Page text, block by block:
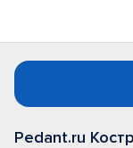
Pedant.ru